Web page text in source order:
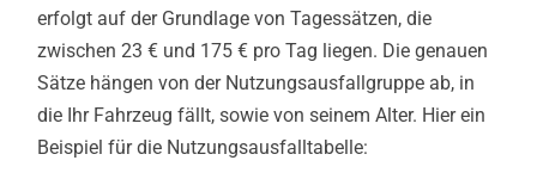
erfolgt auf der Grundlage von Tagessätzen, die
zwischen 23 € und 175 € pro Tag liegen. Die genauen
Sätze hängen von der Nutzungsausfallgruppe ab, in
die Ihr Fahrzeug fällt, sowie von seinem Alter. Hier ein
Beispiel für die Nutzungsausfalltabelle: